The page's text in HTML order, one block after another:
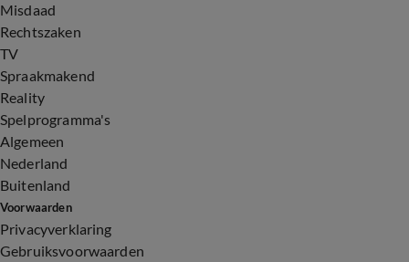
Misdaad
Rechtszaken
TV
Spraakmakend
Reality
Spelprogramma's
Algemeen
Nederland
Buitenland
Voorwaarden
Privacyverklaring
Gebruiksvoorwaarden